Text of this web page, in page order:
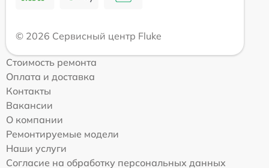
© 2026 Сервисный центр Fluke
Стоимость ремонта
Оплата и доставка
Контакты
Вакансии
О компании
Ремонтируемые модели
Наши услуги
Согласие на обработку персональных данных